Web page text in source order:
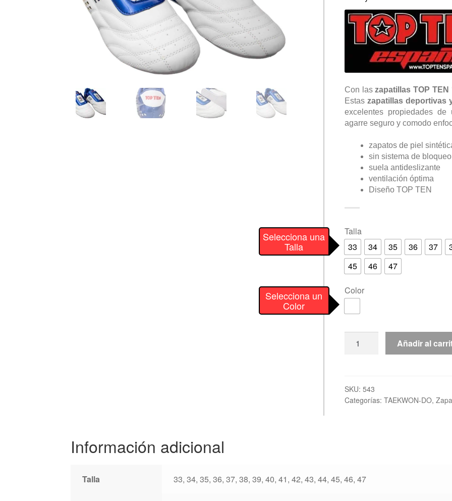
Con laszapatillas TOP TEN
Estas zapatillas deportivas
excelentes propiedades
agarre seguro y comodo
zapatos de piel
sin sistema de bloqueo
suela antideslizante
ventilación óptima
Diseño TOP TEN
Talla
33
34 35 36 37
45
46 47
Selecciona una
Talla
Color
Selecciona un
Color
Artes
TOPTEN
cantidad
Añadir al
SKU: 543
Categorías: TAEKWON-DO,
Información adicional
Talla 33, 34, 35, 36, 37, 38, 39, 40, 41, 42, 43, 44, 45, 46, 47